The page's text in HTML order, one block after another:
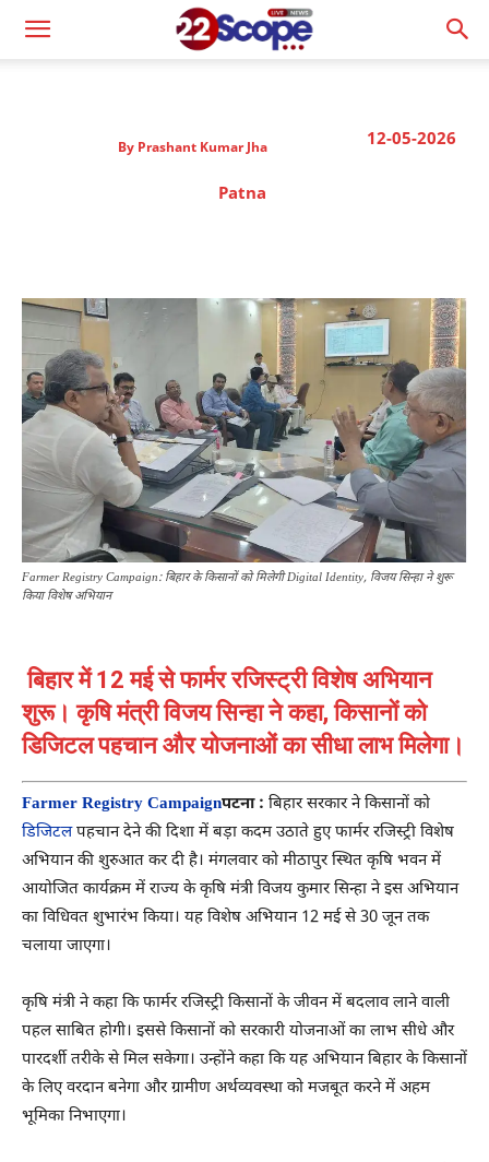
12-05-2026
By Prashant Kumar Jha
Patna
Farmer Registry Campaign: बिहार के किसानों को मिलेगी Digital Identity, विजय सिन्हा ने शुरू
किया विशेष अभियान
बिहार में 12 मई से फार्मर रजिस्ट्री विशेष अभियान
शुरू। कृषि मंत्री विजय सिन्हा ने कहा, किसानों को
डिजिटल पहचान और योजनाओं का सीधा लाभ मिलेगा।
Farmer Registry Campaignपटना : बिहार सरकार ने किसानों को
डिजिटलपहचान देने की दिशा में बड़ा कदम उठाते हुए फार्मर रजिस्ट्री विशेष
अभियान की शुरुआत कर दी है। मंगलवार को मीठापुर स्थित कृषि भवन में
आयोजित कार्यक्रम में राज्य के कृषि मंत्री विजय कुमार सिन्हा ने इस अभियान
का विधिवत शुभारंभ किया। यह विशेष अभियान 12 मई से 30 जून तक
चलाया जाएगा।
कृषि मंत्री ने कहा कि फार्मर रजिस्ट्री किसानों के जीवन में बदलाव लाने वाली
पहल साबित होगी। इससे किसानों को सरकारी योजनाओं का लाभ सीधे और
पारदर्शी तरीके से मिल सकेगा। उन्होंने कहा कि यह अभियान बिहार के किसानों
के लिए वरदान बनेगा और ग्रामीण अर्थव्यवस्था को मजबूत करने में अहम
भूमिका निभाएगा।